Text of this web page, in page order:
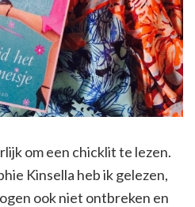
om een chicklit te lezen.
Kinsella heb ik gelezen,
ook niet ontbreken en